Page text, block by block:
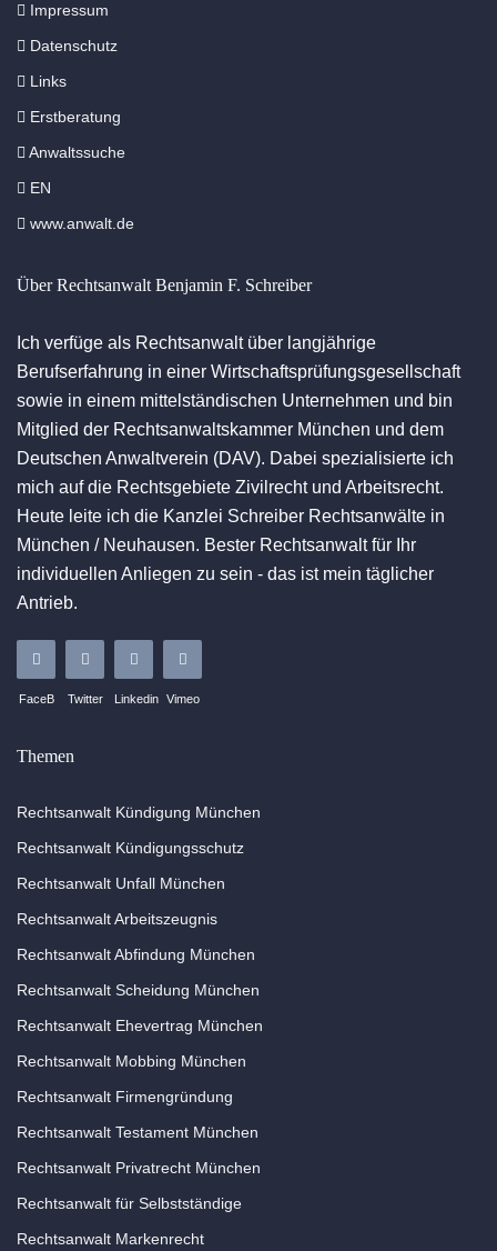
Impressum
Datenschutz
Links
Erstberatung
Anwaltssuche
EN
www.anwalt.de
Über Rechtsanwalt Benjamin F. Schreiber
Ich verfüge als Rechtsanwalt über langjährige
Berufserfahrung in einer Wirtschaftsprüfungsgesellschaft
sowie in einem mittelständischen Unternehmen und bin
Mitglied der Rechtsanwaltskammer München und dem
Deutschen Anwaltverein (DAV). Dabei spezialisierte ich
mich auf die Rechtsgebiete Zivilrecht und Arbeitsrecht.
Heute leite ich die Kanzlei Schreiber Rechtsanwälte in
München / Neuhausen. Bester Rechtsanwalt für Ihr
individuellen Anliegen zu sein - das ist mein täglicher
Antrieb.
FaceB Twitter Linkedin Vimeo
Themen
Rechtsanwalt Kündigung München
Rechtsanwalt Kündigungsschutz
Rechtsanwalt Unfall München
Rechtsanwalt Arbeitszeugnis
Rechtsanwalt Abfindung München
Rechtsanwalt Scheidung München
Rechtsanwalt Ehevertrag München
Rechtsanwalt Mobbing München
Rechtsanwalt Firmengründung
Rechtsanwalt Testament München
Rechtsanwalt Privatrecht München
Rechtsanwalt für Selbstständige
Rechtsanwalt Markenrecht